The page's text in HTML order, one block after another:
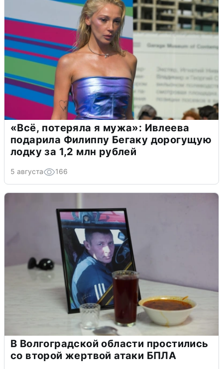
«Всё, потеряла я мужа»: Ивлеева
подарила Филиппу Бегаку дорогущую
лодку за 1,2 млн рублей
5 августа 166
В Волгоградской области простились
со второй жертвой атаки БПЛА